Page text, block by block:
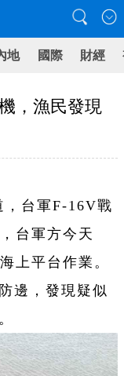
地 國際 財經
，漁民發現
，台軍F-16V戰
台軍方今天
上平台作業。
邊，發現疑似